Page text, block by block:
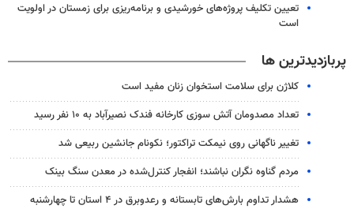
تعیین تکلیف پروژه‌های خورشیدی و برنامه‌ریزی برای زمستان در اولویت
است
پربازدیدترین ها
کلاژن برای سلامت استخوان زنان مفید است
تعداد مصدومان آتش سوزی کارخانه فندک نصیرآباد به ۱۰ نفر رسید
تغییر ناگهانی روی نیمکت تراکتور؛ نکونام جانشین ربیعی شد
مردم گناوه نگران نباشند؛ انفجار کنترل‌شده در معدن سنگ بینک
هشدار تداوم بارش‌های تابستانه و رعدوبرق در ۴ استان تا چهارشنبه